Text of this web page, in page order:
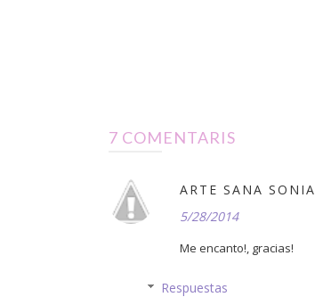
7 COMENTARIS
ARTE SANA SONIA
5/28/2014
Me encanto!, gracias!
Respuestas